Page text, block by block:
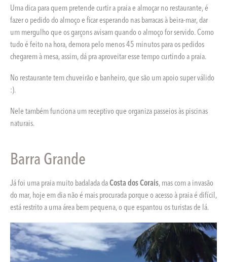
Uma dica para quem pretende curtir a praia e almoçar no restaurante, é
fazer o pedido do almoço e ficar esperando nas barracas à beira-mar, dar
um mergulho que os garçons avisam quando o almoço for servido. Como
tudo é feito na hora, demora pelo menos 45 minutos para os pedidos
chegarem à mesa, assim, dá pra aproveitar esse tempo curtindo a praia.
No restaurante tem chuveirão e banheiro, que são um apoio super válido
:).
Nele também funciona um receptivo que organiza passeios às piscinas
naturais.
Barra Grande
Já foi uma praia muito badalada daCosta dos Corais, mas com a invasão
do mar, hoje em dia não é mais procurada porque o acesso à praia é difícil,
está restrito a uma área bem pequena, o que espantou os turistas de lá.